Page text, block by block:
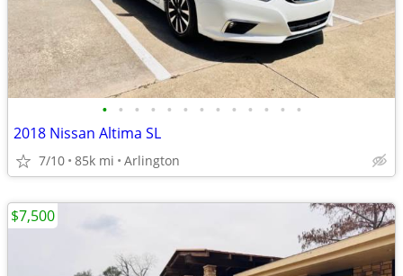
• • • • • • • • • • • • •
2018 Nissan Altima SL
7/10 85k mi Arlington
$7,500